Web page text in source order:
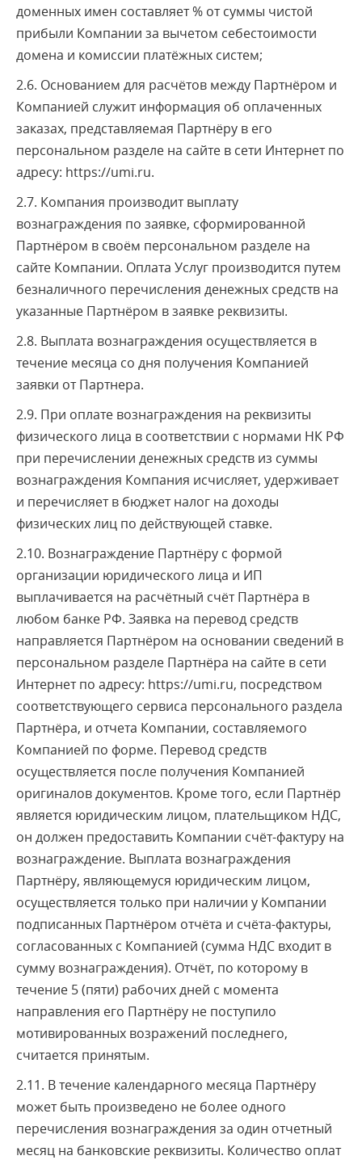
доменных имен составляет % от суммы чистой
прибыли Компании за вычетом себестоимости
домена и комиссии платёжных систем;
2.6. Основанием для расчётов между Партнёром и
Компанией служит информация об оплаченных
заказах, представляемая Партнёру в его
персональном разделе на сайте в сети Интернет по
адресу: https://umi.ru.
2.7. Компания производит выплату
вознаграждения по заявке, сформированной
Партнёром в своём персональном разделе на
сайте Компании. Оплата Услуг производится путем
безналичного перечисления денежных средств на
указанные Партнёром в заявке реквизиты.
2.8. Выплата вознаграждения осуществляется в
течение месяца со дня получения Компанией
заявки от Партнера.
2.9. При оплате вознаграждения на реквизиты
физического лица в соответствии с нормами НК РФ
при перечислении денежных средств из суммы
вознаграждения Компания исчисляет, удерживает
и перечисляет в бюджет налог на доходы
физических лиц по действующей ставке.
2.10. Вознаграждение Партнёру с формой
организации юридического лица и ИП
выплачивается на расчётный счёт Партнёра в
любом банке РФ. Заявка на перевод средств
направляется Партнёром на основании сведений в
персональном разделе Партнёра на сайте в сети
Интернет по адресу: https://umi.ru, посредством
соответствующего сервиса персонального раздела
Партнёра, и отчета Компании, составляемого
Компанией по форме. Перевод средств
осуществляется после получения Компанией
оригиналов документов. Кроме того, если Партнёр
является юридическим лицом, плательщиком НДС,
он должен предоставить Компании счёт-фактуру на
вознаграждение. Выплата вознаграждения
Партнёру, являющемуся юридическим лицом,
осуществляется только при наличии у Компании
подписанных Партнёром отчёта и счёта-фактуры,
согласованных с Компанией (сумма НДС входит в
сумму вознаграждения). Отчёт, по которому в
течение 5 (пяти) рабочих дней с момента
направления его Партнёру не поступило
мотивированных возражений последнего,
считается принятым.
2.11. В течение календарного месяца Партнёру
может быть произведено не более одного
перечисления вознаграждения за один отчетный
месяц на банковские реквизиты. Количество оплат